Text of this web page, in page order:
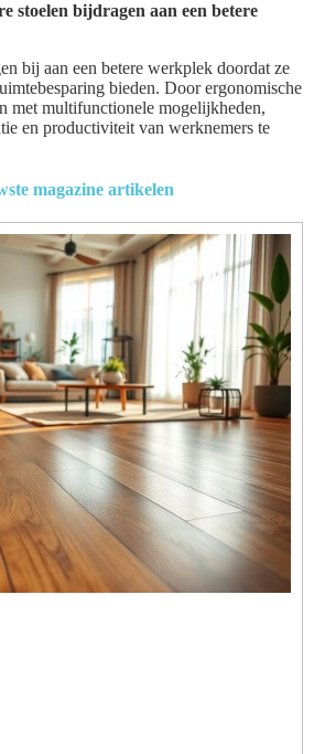
stoelen bijdragen aan een betere
bij aan een betere werkplek doordat ze
bieden. Door ergonomische
met multifunctionele mogelijkheden,
en productiviteit van werknemers te
magazine artikelen